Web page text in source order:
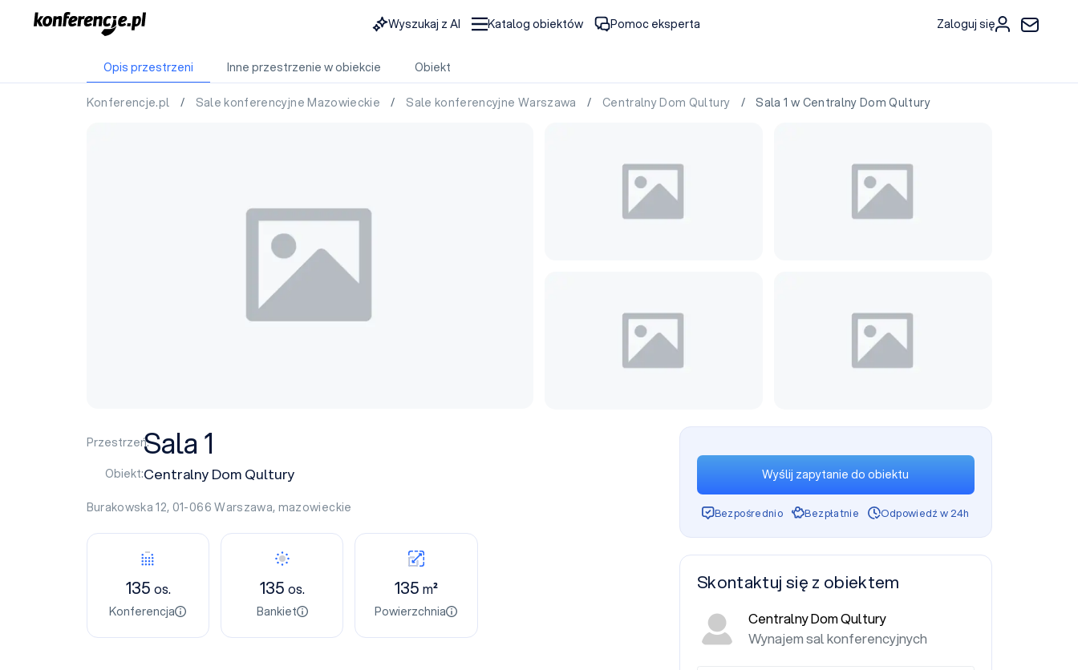
Wyszukaj z AI Katalog obiektów Pomoc eksperta Zaloguj się
Opis przestrzeni Inne przestrzenie w obiekcie Obiekt
Konferencje.pl / Sale konferencyjne Mazowieckie / Sale konferencyjne Warszawa / Centralny Dom Qultury / Sala 1 w Centralny Dom Qultury
Przestrzeń:Sala 1
Obiekt:Centralny Dom Qultury
Burakowska 12, 01-066Warszawa, mazowieckie
135 os.
Konferencja
135os.
Bankiet
135m²
Powierzchnia
Wyślij zapytanie do obiektu
Bezpośrednio Bezpłatnie Odpowiedź w 24h
Skontaktuj się z obiektem
Centralny Dom Qultury
Wynajem sal konferencyjnych